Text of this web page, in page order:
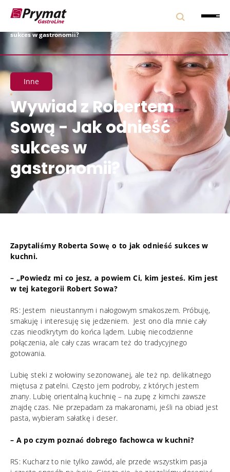
sukces w gastronomii?
Inne
Wywiad z Robertem
Sową - Jak odnieść
sukces w
gastronomii?
Zapytaliśmy Roberta Sowę o to jak odnieść sukces w
kuchni.
– „Powiedz mi co jesz, a powiem Ci, kim jesteś. Kim jest
w tej kategorii Robert Sowa?
RS: Jestem nieustannym i nałogowym smakoszem. Próbuję,
smakuję i interesuję się jedzeniem. Jest ono dla mnie cały
czas nieodkrytym do końca lądem. Lubię niecodzienne
połączenia, ale cały czas wracam też do tradycyjnego
gotowania.
Lubię steki z wołowiny sezonowanej, ale też np. delikatnego
miętusa z patelni. Często jem podroby, z których jestem
znany. Lubię orientalną kuchnię – na zupę z kimchi zawsze
znajdę czas. Nie przepadam za makaronami, jeśli na obiad jest
pasta, wybieram sałatkę i deser.
– A po czym poznać dobrego fachowca w kuchni?
RS: Kucharz to nie tylko zawód, ale przede wszystkim pasja